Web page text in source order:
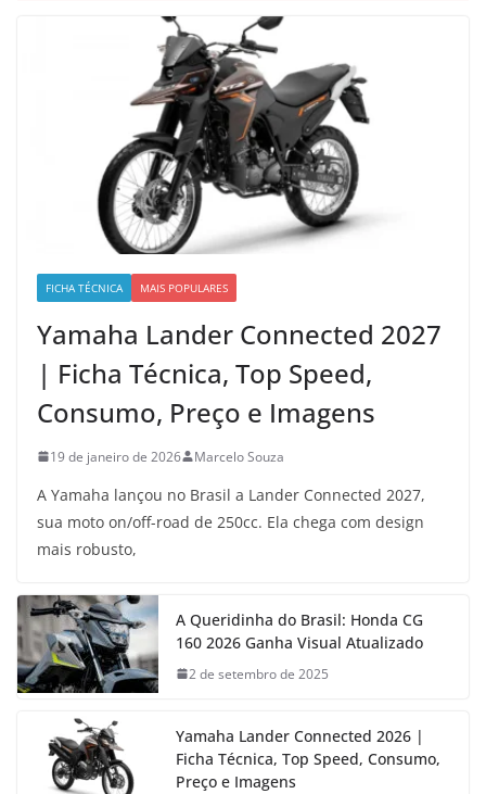
FICHA TÉCNICA MAIS POPULARES
Yamaha Lander Connected 2027
| Ficha Técnica, Top Speed,
Consumo, Preço e Imagens
19 de janeiro de 2026 Marcelo Souza
A Yamaha lançou no Brasil a Lander Connected 2027,
sua moto on/off-road de 250cc. Ela chega com design
mais robusto,
A Queridinha do Brasil: Honda CG
160 2026 Ganha Visual Atualizado
2 de setembro de 2025
Yamaha Lander Connected 2026 |
Ficha Técnica, Top Speed, Consumo,
Preço e Imagens